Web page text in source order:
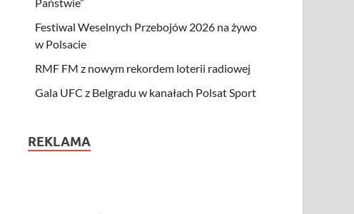
Festiwal Weselnych Przebojów 2026 na żywo
w Polsacie
RMF FM z nowym rekordem loterii radiowej
Gala UFC z Belgradu w kanałach Polsat Sport
REKLAMA